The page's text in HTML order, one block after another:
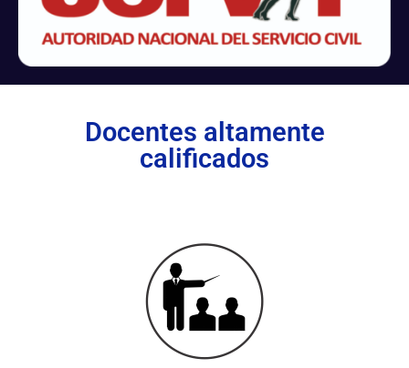
Docentes altamente
calificados